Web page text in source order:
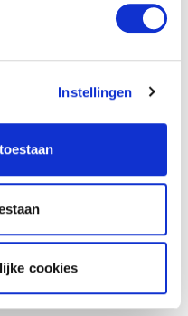
Instellingen
cookies